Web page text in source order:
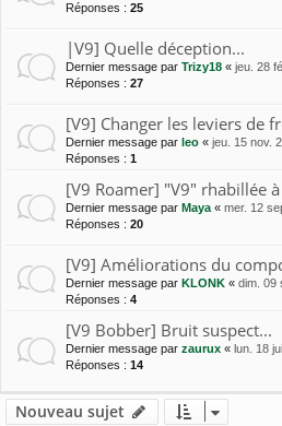
Réponses : 25
|V9] Quelle déception...
Dernier message par Trizy18 « jeu. 28
Réponses : 27
[V9] Changer les leviers de
Dernier message par leo « jeu. 15 nov.
Réponses : 1
[V9 Roamer] "V9" rhabillée
Dernier message par Maya « mer. 12
Réponses : 20
[V9] Améliorations du
Dernier message par KLONK « dim. 09
Réponses : 4
[V9 Bobber] Bruit suspect...
Dernier message par zaurux « lun. 18
Réponses : 14
Nouveau sujet